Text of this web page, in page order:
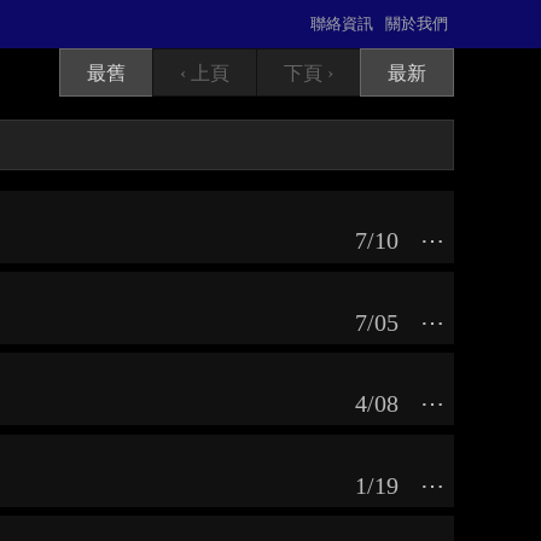
關於我們
聯絡資訊
最舊 ‹ 上頁 下頁 › 最新
⋯
7/10
⋯
7/05
⋯
4/08
⋯
1/19